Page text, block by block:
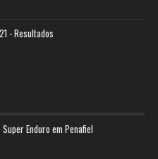
- Resultados
Enduro em Penafiel